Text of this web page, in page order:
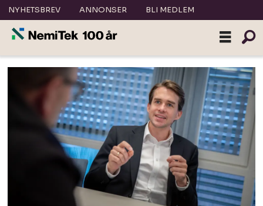
NYHETSBREV ANNONSER BLI MEDLEM